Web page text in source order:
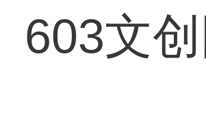
603文